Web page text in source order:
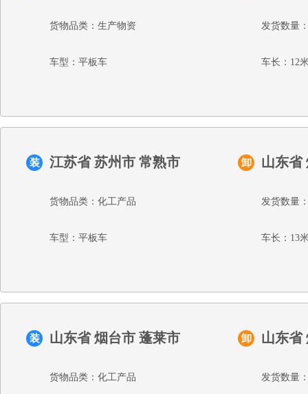
货物品类：生产物资
车型：平板车
发货数量
车长：12
装 江苏省 苏州市 常熟市
货物品类：化工产品
车型：平板车
卸 山东省
发货数量
车长：13
装 山东省 烟台市 蓬莱市
货物品类：化工产品
卸 山东省
发货数量